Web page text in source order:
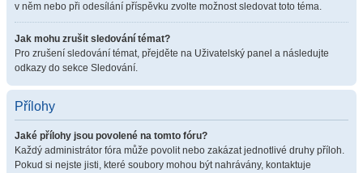
v něm nebo při odesílání příspěvku zvolte možnost sledovat toto téma.
Jak mohu zrušit sledování témat?
Pro zrušení sledování témat, přejděte na Uživatelský panel a následujte
odkazy do sekce Sledování.
Přílohy
Jaké přílohy jsou povolené na tomto fóru?
Každý administrátor fóra může povolit nebo zakázat jednotlivé druhy příloh.
Pokud si nejste jisti, které soubory mohou být nahrávány, kontaktuje